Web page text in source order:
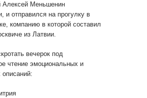
Алексей Меньшенин
и отправился на прогулку в
компанию в которой составил
из Латвии.
вечерок под
чтение эмоциональных и